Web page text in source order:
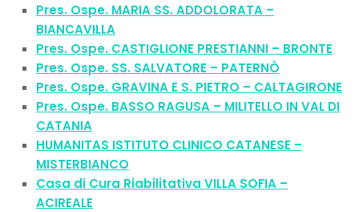
Pres. Ospe. MARIA SS. ADDOLORATA –
BIANCAVILLA
Pres. Ospe. CASTIGLIONE PRESTIANNI – BRONTE
Pres. Ospe. SS. SALVATORE – PATERNÒ
Pres. Ospe. GRAVINA E S. PIETRO – CALTAGIRONE
Pres. Ospe. BASSO RAGUSA – MILITELLO IN VAL DI
CATANIA
HUMANITAS ISTITUTO CLINICO CATANESE –
MISTERBIANCO
Casa di Cura Riabilitativa VILLA SOFIA –
ACIREALE